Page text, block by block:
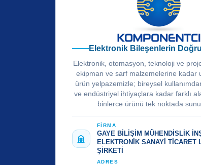
Elektronik Bileşenlerin
Elektronik, otomasyon, teknoloji ve
ekipman ve sarf malzemelerine kadar
ürün yelpazemizle; bireysel
ve endüstriyel ihtiyaçlara kadar farklı
binlerce ürünü tek noktada
FİRMA
GAYE BİLİŞİM MÜHENDİSLİK
ELEKTRONİK SANAYİ TİCARET
ŞİRKETİ
ADRES